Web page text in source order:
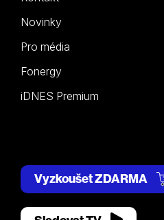
Novinky
Pro média
Fonergy
iDNES Premium
Vyzkoušet ZDARMA